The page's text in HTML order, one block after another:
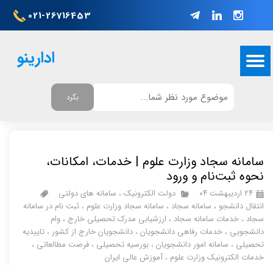
021-26716453
ادارینو
بگرد
سامانه سجاد وزارت علوم | خدمات، امکانات،
نحوه ثبت‌نام و ورود
۲۴ اردیبهشت ۰۴ دولت الکترونیک ، سامانه های دولتی
انتقال دانشجو ، سامانه سجاد ، سامانه سجاد وزارت علوم ،ثبت نام در سامانه
سجاد ،خدمات سامانه سجاد ، ارزشیابی مدرک تحصیلی خارج ،وام
دانشجویی ،خدمات رفاهی دانشجویان ،دانشجویان خارج از کشور ،تاییدیه
تحصیلی ، سامانه امور دانشجویان ،بورسیه تحصیلی ،فرصت مطالعاتی ،
خدمات الکترونیک وزارت علوم ،آموزش عالی ایران